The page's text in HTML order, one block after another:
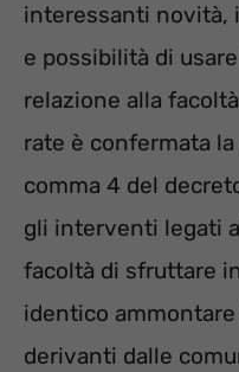
interessanti novità,
e possibilità di
relazione alla
rate è confermata la
comma 4 del
gli interventi legati
facoltà di sfruttare in
identico ammontare
derivanti dalle